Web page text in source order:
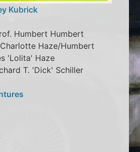
Kubrick
Humbert Humbert
Haze/Humbert
'Lolita' Haze
T. 'Dick' Schiller